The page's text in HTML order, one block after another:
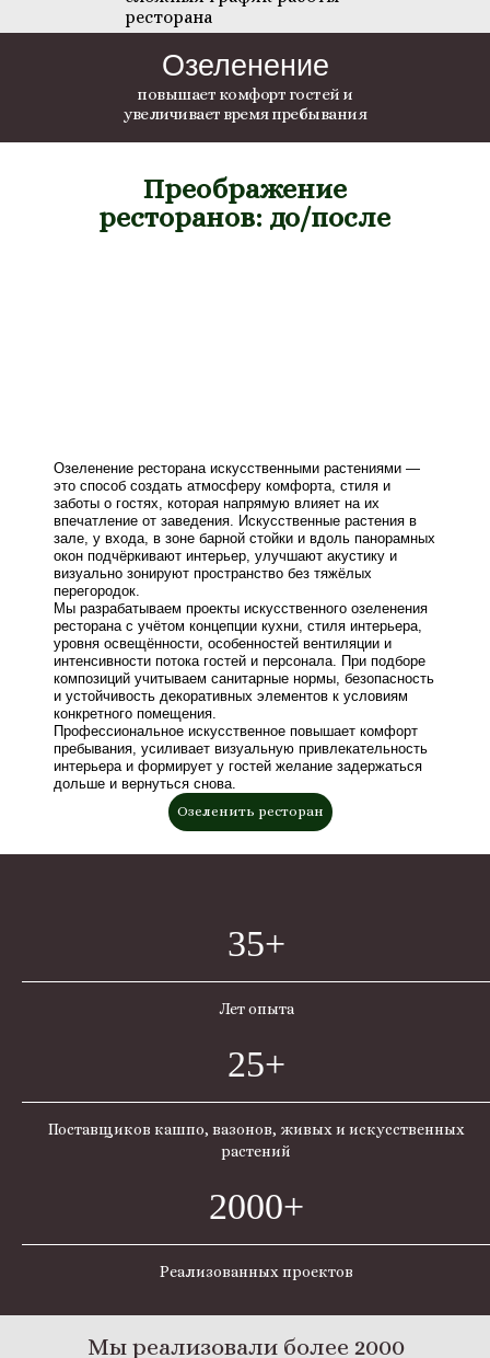
ресторана
повышает комфорт гостей и
увеличивает время пребывания
Озеленение
Преображение
ресторанов: до/после
Озеленение ресторана искусственными растениями —
это способ создать атмосферу комфорта, стиля и
заботы о гостях, которая напрямую влияет на их
впечатление от заведения. Искусственные растения в
зале, у входа, в зоне барной стойки и вдоль панорамных
окон подчёркивают интерьер, улучшают акустику и
визуально зонируют пространство без тяжёлых
перегородок.
Мы разрабатываем проекты искусственного озеленения
ресторана с учётом концепции кухни, стиля интерьера,
уровня освещённости, особенностей вентиляции и
интенсивности потока гостей и персонала. При подборе
композиций учитываем санитарные нормы, безопасность
и устойчивость декоративных элементов к условиям
конкретного помещения.
Профессиональное искусственное повышает комфорт
пребывания, усиливает визуальную привлекательность
интерьера и формирует у гостей желание задержаться
дольше и вернуться снова.
Озеленить ресторан
35+
Лет опыта
25+
Поставщиков кашпо, вазонов, живых и искусственных
растений
2000+
Реализованных проектов
Мы реализовали более 2000